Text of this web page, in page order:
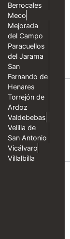
Berrocales
Meco
Mejorada
del Campo
Paracuellos
del Jarama
San
Fernando de
Henares
Torrejón de
Ardoz
Valdebebas
Velilla de
San Antonio
Vicálvaro
Villalbilla